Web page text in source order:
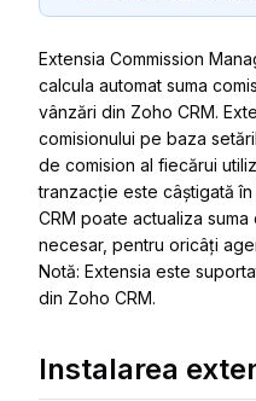
Extensia Commission
calcula automat suma
vânzări din Zoho CRM.
comisionului pe baza
de comision al fiecărui
tranzacție este câștigată în
CRM poate actualiza
necesar, pentru oricâți
Notă: Extensia este
din Zoho CRM.
Instalarea